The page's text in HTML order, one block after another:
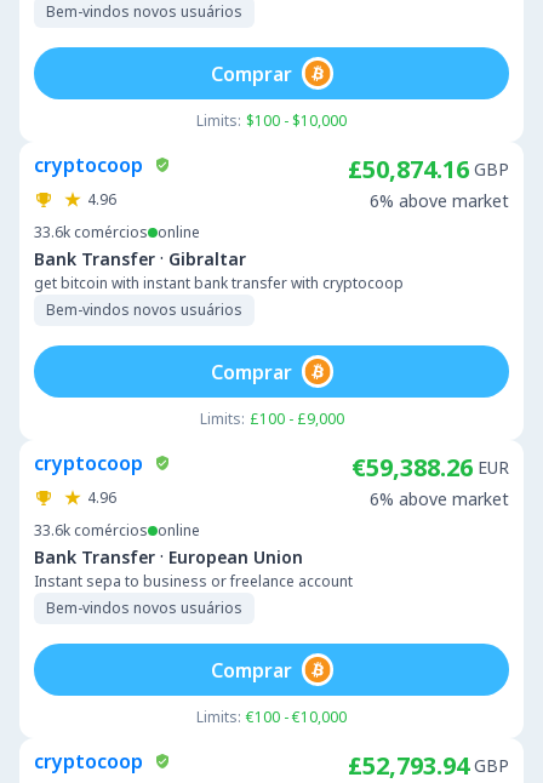
Bem-vindos novos usuários
Limits: $100 - $10,000
Comprar
cryptocoop
4.96
33.6k comércios online
Bank Transfer · Gibraltar
get bitcoin with instant bank transfer with cryptocoop
Bem-vindos novos usuários
£50,874.16 GBP
6% above market
Limits: £100 - £9,000
Comprar
cryptocoop
4.96
33.6k comércios online
Bank Transfer · European Union
Instant sepa to business or freelance account
Bem-vindos novos usuários
€59,388.26 EUR
6% above market
Limits: €100 - €10,000
Comprar
cryptocoop £52,793.94 GBP